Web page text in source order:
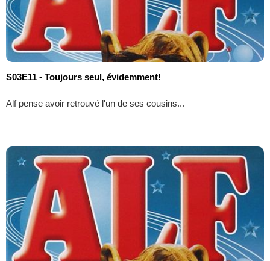
S03E11 - Toujours seul, évidemment!
Alf pense avoir retrouvé l'un de ses cousins...